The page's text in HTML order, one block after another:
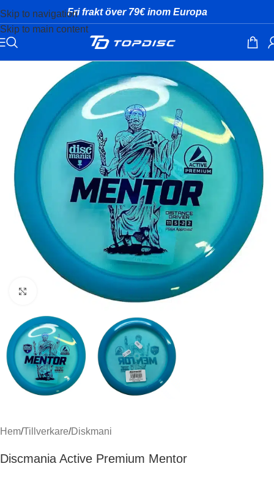
Skip to navigation
Skip to main content
Fri frakt över 79€ inom Europa
Klicka för att förstora
Hem/Tillverkare/Diskmani
Discmania Active Premium Mentor